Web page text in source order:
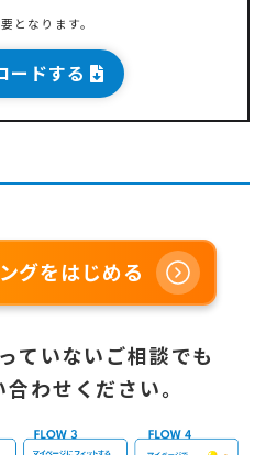
となります。
ードする
グをはじめる
ていないご相談でも
わせください。